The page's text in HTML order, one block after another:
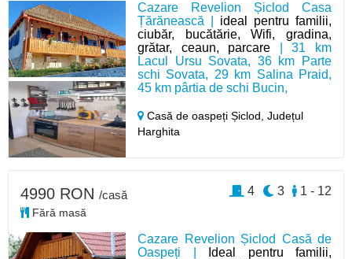
Cazare Revelion Șiclod Casa
Țărănească | ideal pentru familii,
ciubăr, bucătărie, Wifi, gradina,
grătar, ceaun, parcare | 31 km
Lacul Ursu Sovata, 36 km Parte
schi Sovata, 29 km Salina Praid,
45 km pârtia de schi Bucin,
Casă de oaspeți Șiclod,Județul
Harghita
Cazare Revelion Șiclod Casă de
Oaspeți |
Ideal pentru familii,
4990 RON /casă
Fără masă
1 - 12
3
4